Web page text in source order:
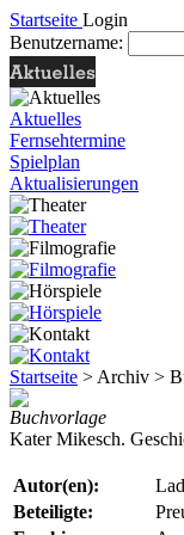
Startseite Login
Benutzername:
Aktuelles
Fernsehtermine
Spielplan
Aktualisierungen
Startseite > Archiv >
Buchvorlage
Kater Mikesch.
Autor(en):
Beteiligte: